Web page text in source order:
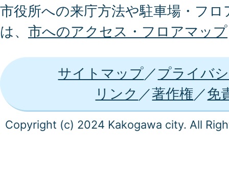
市役所への来庁方法や駐車場・フ
は、 市へのアクセス・フロアマップ
サイトマップ
プライバ
リンク
著作権 免
Copyright (c) 2024 Kakogawa city. All